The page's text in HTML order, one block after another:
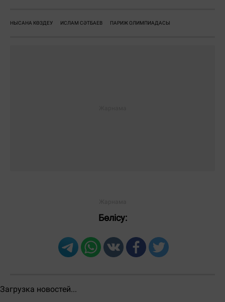
НЫСАНА КӨЗДЕУ ИСЛАМ СӘТБАЕВ ПАРИЖ ОЛИМПИАДАСЫ